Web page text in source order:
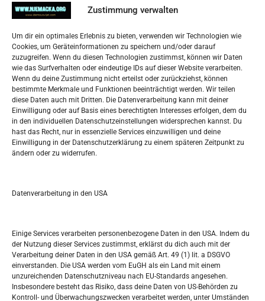
Zustimmung verwalten
Um dir ein optimales Erlebnis zu bieten, verwenden wir Technologien wie
Cookies, um Geräteinformationen zu speichern und/oder darauf
zuzugreifen. Wenn du diesen Technologien zustimmst, können wir Daten
wie das Surfverhalten oder eindeutige IDs auf dieser Website verarbeiten.
Wenn du deine Zustimmung nicht erteilst oder zurückziehst, können
bestimmte Merkmale und Funktionen beeinträchtigt werden. Wir teilen
diese Daten auch mit Dritten. Die Datenverarbeitung kann mit deiner
Einwilligung oder auf Basis eines berechtigten Interesses erfolgen, dem du
in den individuellen Datenschutzeinstellungen widersprechen kannst. Du
hast das Recht, nur in essenzielle Services einzuwilligen und deine
Einwilligung in der Datenschutzerklärung zu einem späteren Zeitpunkt zu
ändern oder zu widerrufen.
Datenverarbeitung in den USA
Einige Services verarbeiten personenbezogene Daten in den USA. Indem du
der Nutzung dieser Services zustimmst, erklärst du dich auch mit der
Verarbeitung deiner Daten in den USA gemäß Art. 49 (1) lit. a DSGVO
einverstanden. Die USA werden vom EuGH als ein Land mit einem
unzureichenden Datenschutzniveau nach EU-Standards angesehen.
Insbesondere besteht das Risiko, dass deine Daten von US-Behörden zu
Kontroll- und Überwachungszwecken verarbeitet werden, unter Umständen
Impressum
Datenschutzerklärung
Widerufsbelehrung
Oglašavanje / Postavite svoj oglas
Tko je “Idemo u Svijet – Njemačka?
Pretražite stranicu:
S
e
a
h
M D M D F S S
1
3 4 5 6 7 8
10 11 12 13 14 15 16